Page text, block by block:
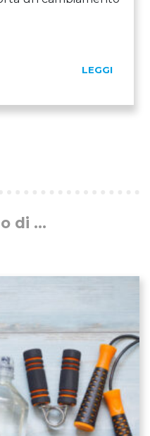
LEGGI
di ...